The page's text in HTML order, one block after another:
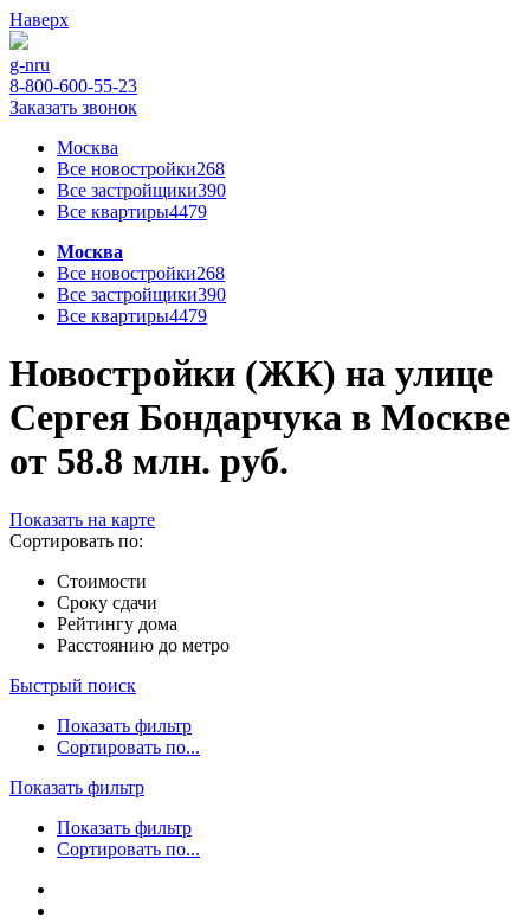
Наверх
g-nru
8-800-600-55-23
Заказать звонок
Москва
Все новостройки268
Все застройщики390
Все квартиры4479
Москва
Все новостройки268
Все застройщики390
Все квартиры4479
Новостройки (ЖК) на улице
Сергея Бондарчука в Москве
от 58.8 млн. руб.
Показать на карте
Сортировать по:
Стоимости
Сроку сдачи
Рейтингу дома
Расстоянию до метро
Быстрый поиск
Показать фильтр
Сортировать по...
Показать фильтр
Показать фильтр
Сортировать по...